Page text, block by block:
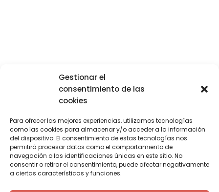
Gestionar el
consentimiento de las
cookies
Para ofrecer las mejores experiencias, utilizamos tecnologías
como las cookies para almacenar y/o acceder a la información
del dispositivo. El consentimiento de estas tecnologías nos
permitirá procesar datos como el comportamiento de
navegación o las identificaciones únicas en este sitio. No
consentir o retirar el consentimiento, puede afectar negativamente
a ciertas características y funciones.